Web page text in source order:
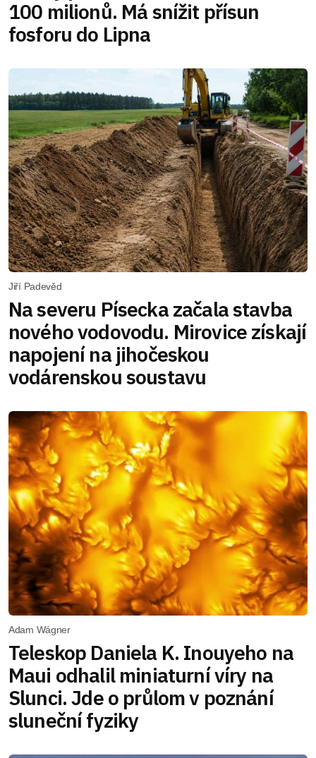
100 milionů. Má snížit přísun
fosforu do Lipna
Jiří Padevěd
Na severu Písecka začala stavba
nového vodovodu. Mirovice získají
napojení na jihočeskou
vodárenskou soustavu
Adam Wágner
Teleskop Daniela K. Inouyeho na
Maui odhalil miniaturní víry na
Slunci. Jde o průlom v poznání
sluneční fyziky